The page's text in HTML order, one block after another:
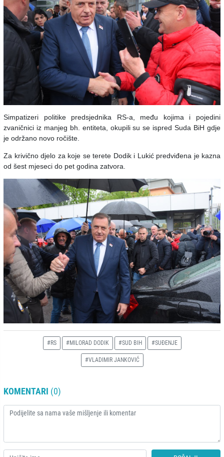
Simpatizeri politike predsjednika RS-a, među kojima i pojedini
zvaničnici iz manjeg bh. entiteta, okupili su se ispred Suda BiH gdje
je održano novo ročište.
Za krivično djelo za koje se terete Dodik i Lukić predviđena je kazna
od šest mjeseci do pet godina zatvora.
#RS #MILORAD DODIK #SUD BIH #SUĐENJE
#VLADIMIR JANKOVIĆ
KOMENTARI (0)